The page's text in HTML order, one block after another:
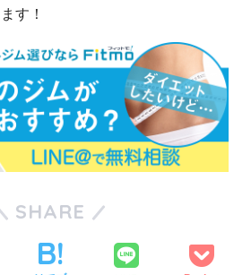
す！
SHARE